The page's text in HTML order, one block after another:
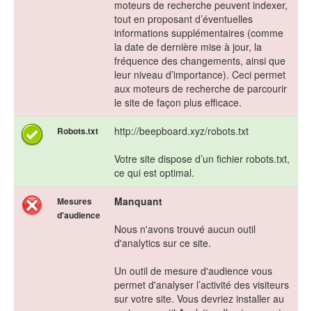
moteurs de recherche peuvent indexer,
tout en proposant d’éventuelles
informations supplémentaires (comme
la date de dernière mise à jour, la
fréquence des changements, ainsi que
leur niveau d’importance). Ceci permet
aux moteurs de recherche de parcourir
le site de façon plus efficace.
Robots.txt
http://beepboard.xyz/robots.txt
Votre site dispose d’un fichier robots.txt,
ce qui est optimal.
Mesures
d'audience
Manquant
Nous n'avons trouvé aucun outil
d'analytics sur ce site.
Un outil de mesure d'audience vous
permet d'analyser l’activité des visiteurs
sur votre site. Vous devriez installer au